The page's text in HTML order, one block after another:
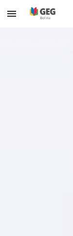
Skip to main content